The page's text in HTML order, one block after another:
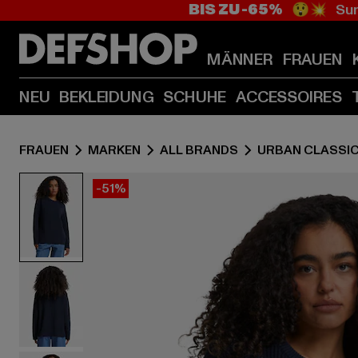
BIS ZU -65% 😲💥
MÄNNER FRAUEN
NEU BEKLEIDUNG SCHUHE ACCESSOIRES
FRAUEN MARKEN ALL BRANDS URBAN
-51%